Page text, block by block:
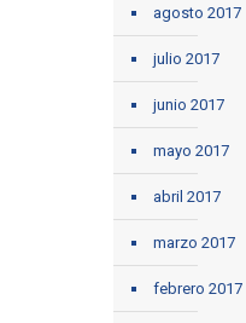
agosto 2017
julio 2017
junio 2017
mayo 2017
abril 2017
marzo 2017
febrero 2017